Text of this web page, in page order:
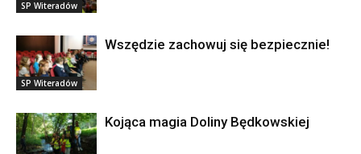
SP Witeradów
SP Witeradów
Wszędzie zachowuj się bezpiecznie!
Kojąca magia Doliny Będkowskiej